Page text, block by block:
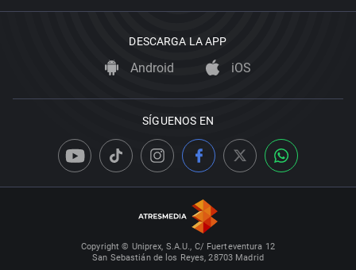
DESCARGA LA APP
Android iOS
SÍGUENOS EN
Copyright © Uniprex, S.A.U., C/ Fuerteventura 12
San Sebastián de los Reyes, 28703 Madrid